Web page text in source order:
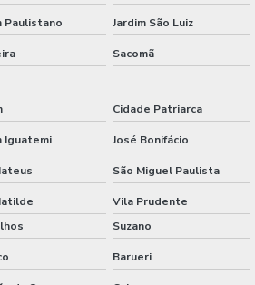
Paulistano Jardim São Luiz
Sacomã
Cidade Patriarca
Iguatemi José Bonifácio
São Miguel Paulista
Vila Prudente
Suzano
Barueri